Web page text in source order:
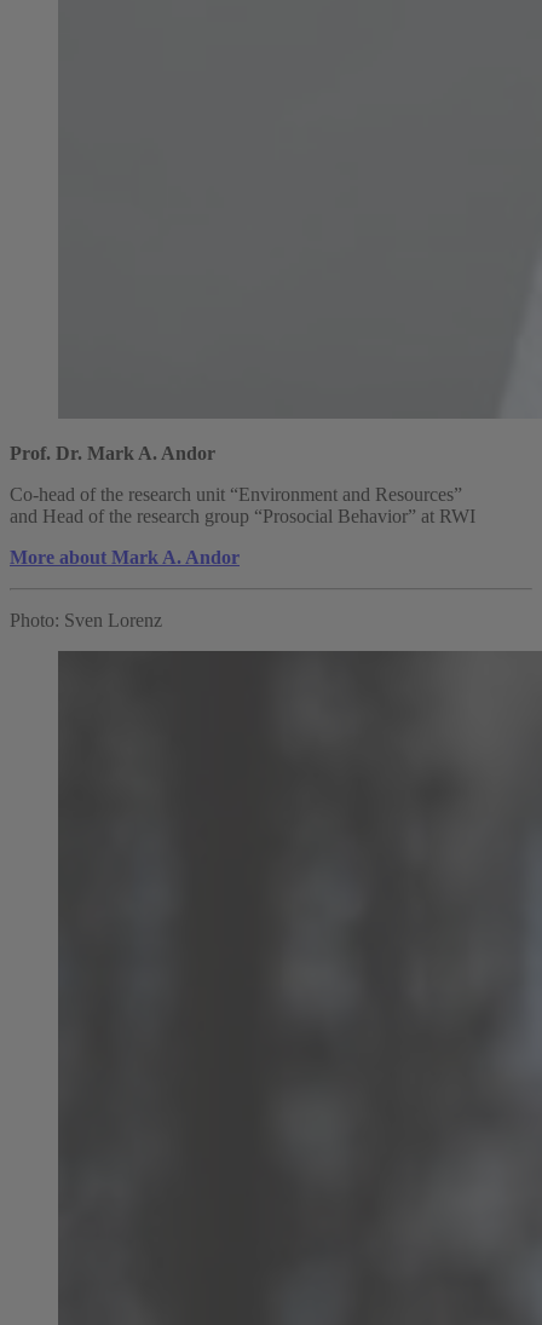
Prof. Dr. Mark A. Andor
Co-head of the research unit “Environment and Resources”
and Head of the research group “Prosocial Behavior” at RWI
More about Mark A. Andor
Photo: Sven Lorenz